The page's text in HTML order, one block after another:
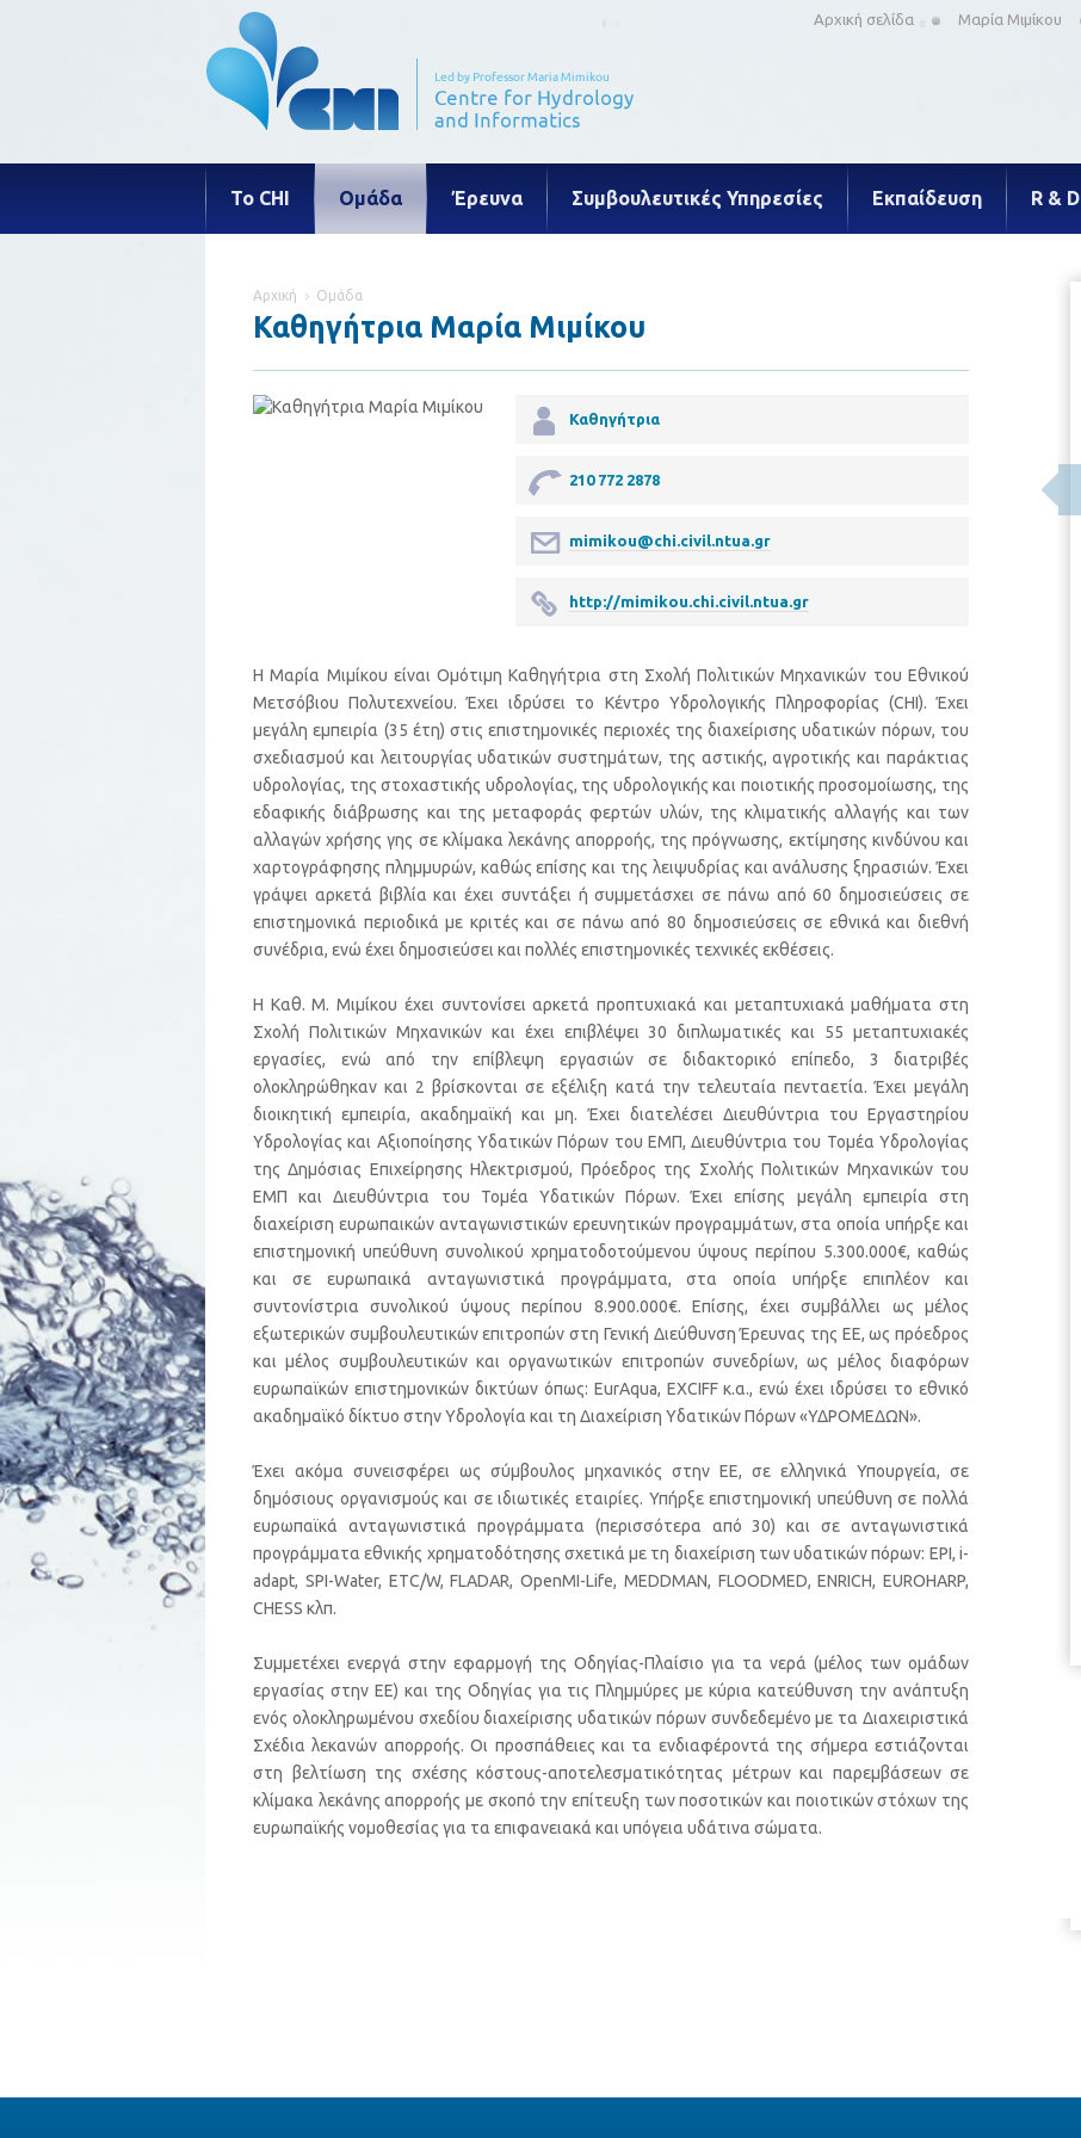
Αρχική σελίδα Μαρία Μιμίκου
Το CHI Ομάδα Έρευνα Συμβουλευτικές Υπηρεσίες Εκπαίδευση R & D
Αρχική Ομάδα
Καθηγήτρια Μαρία Μιμίκου
Καθηγήτρια
210 772 2878
mimikou@chi.civil.ntua.gr
http://mimikou.chi.civil.ntua.gr
Η Μαρία Μιμίκου είναι Ομότιμη Καθηγήτρια στη Σχολή Πολιτικών Μηχανικών του Εθνικού
Μετσόβιου Πολυτεχνείου. Έχει ιδρύσει το Κέντρο Υδρολογικής Πληροφορίας (CHI). Έχει
μεγάλη εμπειρία (35 έτη) στις επιστημονικές περιοχές της διαχείρισης υδατικών πόρων, του
σχεδιασμού και λειτουργίας υδατικών συστημάτων, της αστικής, αγροτικής και παράκτιας
υδρολογίας, της στοχαστικής υδρολογίας, της υδρολογικής και ποιοτικής προσομοίωσης, της
εδαφικής διάβρωσης και της μεταφοράς φερτών υλών, της κλιματικής αλλαγής και των
αλλαγών χρήσης γης σε κλίμακα λεκάνης απορροής, της πρόγνωσης, εκτίμησης κινδύνου και
χαρτογράφησης πλημμυρών, καθώς επίσης και της λειψυδρίας και ανάλυσης ξηρασιών. Έχει
γράψει αρκετά βιβλία και έχει συντάξει ή συμμετάσχει σε πάνω από 60 δημοσιεύσεις σε
επιστημονικά περιοδικά με κριτές και σε πάνω από 80 δημοσιεύσεις σε εθνικά και διεθνή
συνέδρια, ενώ έχει δημοσιεύσει και πολλές επιστημονικές τεχνικές εκθέσεις.
Η Καθ. Μ. Μιμίκου έχει συντονίσει αρκετά προπτυχιακά και μεταπτυχιακά μαθήματα στη
Σχολή Πολιτικών Μηχανικών και έχει επιβλέψει 30 διπλωματικές και 55 μεταπτυχιακές
εργασίες, ενώ από την επίβλεψη εργασιών σε διδακτορικό επίπεδο, 3 διατριβές
ολοκληρώθηκαν και 2 βρίσκονται σε εξέλιξη κατά την τελευταία πενταετία. Έχει μεγάλη
διοικητική εμπειρία, ακαδημαϊκή και μη. Έχει διατελέσει Διευθύντρια του Εργαστηρίου
Υδρολογίας και Αξιοποίησης Υδατικών Πόρων του ΕΜΠ, Διευθύντρια του Τομέα Υδρολογίας
της Δημόσιας Επιχείρησης Ηλεκτρισμού, Πρόεδρος της Σχολής Πολιτικών Μηχανικών του
ΕΜΠ και Διευθύντρια του Τομέα Υδατικών Πόρων. Έχει επίσης μεγάλη εμπειρία στη
διαχείριση ευρωπαικών ανταγωνιστικών ερευνητικών προγραμμάτων, στα οποία υπήρξε και
επιστημονική υπεύθυνη συνολικού χρηματοδοτούμενου ύψους περίπου 5.300.000€, καθώς
και σε ευρωπαικά ανταγωνιστικά προγράμματα, στα οποία υπήρξε επιπλέον και
συντονίστρια συνολικού ύψους περίπου 8.900.000€. Επίσης, έχει συμβάλλει ως μέλος
εξωτερικών συμβουλευτικών επιτροπών στη Γενική Διεύθυνση Έρευνας της ΕΕ, ως πρόεδρος
και μέλος συμβουλευτικών και οργανωτικών επιτροπών συνεδρίων, ως μέλος διαφόρων
ευρωπαϊκών επιστημονικών δικτύων όπως: EurAqua, EXCIFF κ.α., ενώ έχει ιδρύσει το εθνικό
ακαδημαϊκό δίκτυο στην Υδρολογία και τη Διαχείριση Υδατικών Πόρων «ΥΔΡΟΜΕΔΩΝ».
Έχει ακόμα συνεισφέρει ως σύμβουλος μηχανικός στην ΕΕ, σε ελληνικά Υπουργεία, σε
δημόσιους οργανισμούς και σε ιδιωτικές εταιρίες. Υπήρξε επιστημονική υπεύθυνη σε πολλά
ευρωπαϊκά ανταγωνιστικά προγράμματα (περισσότερα από 30) και σε ανταγωνιστικά
προγράμματα εθνικής χρηματοδότησης σχετικά με τη διαχείριση των υδατικών πόρων: EPI, i-
adapt, SPI-Water, ETC/W, FLADAR, OpenMI-Life, MEDDMAN, FLOODMED, ENRICH, EUROHARP,
CHESS κλπ.
Συμμετέχει ενεργά στην εφαρμογή της Οδηγίας-Πλαίσιο για τα νερά (μέλος των ομάδων
εργασίας στην ΕΕ) και της Οδηγίας για τις Πλημμύρες με κύρια κατεύθυνση την ανάπτυξη
ενός ολοκληρωμένου σχεδίου διαχείρισης υδατικών πόρων συνδεδεμένο με τα Διαχειριστικά
Σχέδια λεκανών απορροής. Οι προσπάθειες και τα ενδιαφέροντά της σήμερα εστιάζονται
στη βελτίωση της σχέσης κόστους-αποτελεσματικότητας μέτρων και παρεμβάσεων σε
κλίμακα λεκάνης απορροής με σκοπό την επίτευξη των ποσοτικών και ποιοτικών στόχων της
ευρωπαϊκής νομοθεσίας για τα επιφανειακά και υπόγεια υδάτινα σώματα.